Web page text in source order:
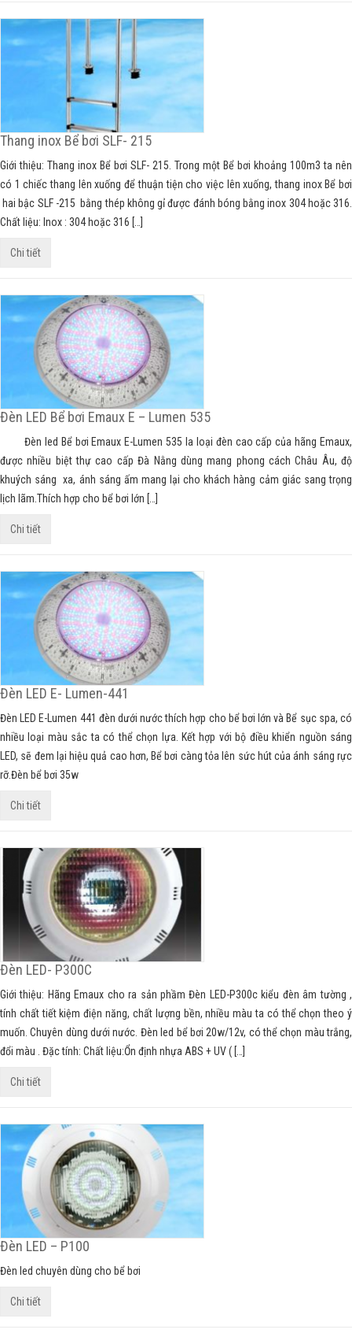
Thang inox Bể bơi SLF- 215
Giới thiệu: Thang inox Bể bơi SLF- 215. Trong một Bể bơi khoảng 100m3 ta nên
có 1 chiếc thang lên xuống để thuận tiện cho việc lên xuống, thang inox Bể bơi
hai bậc SLF -215 bằng thép không gỉ được đánh bóng bằng inox 304 hoặc 316.
Chất liệu: Inox : 304 hoặc 316 […]
Chi tiết
Đèn LED Bể bơi Emaux E – Lumen 535
Đèn led Bể bơi Emaux E-Lumen 535 la loại đèn cao cấp của hãng Emaux,
được nhiều biệt thự cao cấp Đà Nằng dùng mang phong cách Châu Âu, độ
khuých sáng xa, ánh sáng ấm mang lại cho khách hàng cảm giác sang trọng
lịch lãm.Thích hợp cho bể bơi lớn […]
Chi tiết
Đèn LED E- Lumen-441
Đèn LED E-Lumen 441 đèn dưới nước thích hợp cho bể bơi lớn và Bể sục spa, có
nhiều loại màu sắc ta có thể chọn lựa. Kết hợp với bộ điều khiển nguồn sáng
LED, sẽ đem lại hiệu quả cao hơn, Bể bơi càng tỏa lên sức hút của ánh sáng rực
rỡ.Đèn bể bơi 35w
Chi tiết
Đèn LED- P300C
Giới thiệu: Hãng Emaux cho ra sản phầm Đèn LED-P300c kiểu đèn âm tường ,
tính chất tiết kiệm điện năng, chất lượng bền, nhiều màu ta có thể chọn theo ý
muốn. Chuyên dùng dưới nước. Đèn led bể bơi 20w/12v, có thể chọn màu trắng,
đổi màu . Đặc tính: Chất liệu:Ổn định nhựa ABS + UV ( […]
Chi tiết
Đèn LED – P100
Đèn led chuyên dùng cho bể bơi
Chi tiết